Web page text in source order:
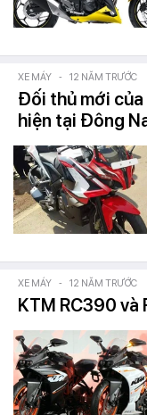
XE MÁY - 12 NĂM TRƯỚC
Đối thủ mới
hiện tại Đông
XE MÁY - 12 NĂM TRƯỚC
KTM RC390 và